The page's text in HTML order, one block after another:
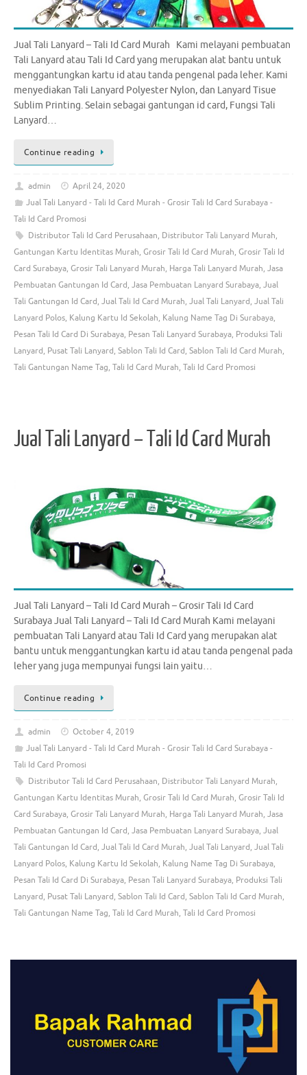
Jual Tali Lanyard – Tali Id Card Murah Kami melayani pembuatan
Tali Lanyard atau Tali Id Card yang merupakan alat bantu untuk
menggantungkan kartu id atau tanda pengenal pada leher. Kami
menyediakan Tali Lanyard Polyester Nylon, dan Lanyard Tisue
Sublim Printing. Selain sebagai gantungan id card, Fungsi Tali
Lanyard…
Continue reading
admin
April 24, 2020
Jual Tali Lanyard - Tali Id Card Murah - Grosir Tali Id Card Surabaya -
Tali Id Card Promosi
Distributor Tali Id Card Perusahaan, Distributor Tali Lanyard Murah,
Gantungan Kartu Identitas Murah, Grosir Tali Id Card Murah, Grosir Tali Id
Card Surabaya, Grosir Tali Lanyard Murah, Harga Tali Lanyard Murah, Jasa
Pembuatan Gantungan Id Card, Jasa Pembuatan Lanyard Surabaya, Jual
Tali Gantungan Id Card, Jual Tali Id Card Murah, Jual Tali Lanyard, Jual Tali
Lanyard Polos, Kalung Kartu Id Sekolah, Kalung Name Tag Di Surabaya,
Pesan Tali Id Card Di Surabaya, Pesan Tali Lanyard Surabaya, Produksi Tali
Lanyard, Pusat Tali Lanyard, Sablon Tali Id Card, Sablon Tali Id Card Murah,
Tali Gantungan Name Tag, Tali Id Card Murah, Tali Id Card Promosi
Jual Tali Lanyard – Tali Id Card Murah
Jual Tali Lanyard – Tali Id Card Murah – Grosir Tali Id Card
Surabaya Jual Tali Lanyard – Tali Id Card Murah Kami melayani
pembuatan Tali Lanyard atau Tali Id Card yang merupakan alat
bantu untuk menggantungkan kartu id atau tanda pengenal pada
leher yang juga mempunyai fungsi lain yaitu…
Continue reading
admin
October 4, 2019
Jual Tali Lanyard - Tali Id Card Murah - Grosir Tali Id Card Surabaya -
Tali Id Card Promosi
Distributor Tali Id Card Perusahaan, Distributor Tali Lanyard Murah,
Gantungan Kartu Identitas Murah, Grosir Tali Id Card Murah, Grosir Tali Id
Card Surabaya, Grosir Tali Lanyard Murah, Harga Tali Lanyard Murah, Jasa
Pembuatan Gantungan Id Card, Jasa Pembuatan Lanyard Surabaya, Jual
Tali Gantungan Id Card, Jual Tali Id Card Murah, Jual Tali Lanyard, Jual Tali
Lanyard Polos, Kalung Kartu Id Sekolah, Kalung Name Tag Di Surabaya,
Pesan Tali Id Card Di Surabaya, Pesan Tali Lanyard Surabaya, Produksi Tali
Lanyard, Pusat Tali Lanyard, Sablon Tali Id Card, Sablon Tali Id Card Murah,
Tali Gantungan Name Tag, Tali Id Card Murah, Tali Id Card Promosi